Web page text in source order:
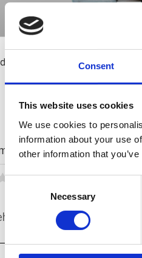
Consent
This website uses cookies
We use cookies to
information about your use
other information that
C
Necessary
aluminum; 22mm & nut; 5/16
Du